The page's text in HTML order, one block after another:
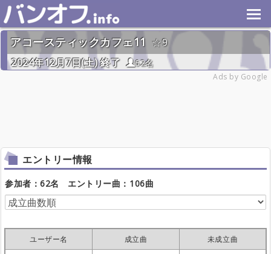
アコースティックカフェ11
9
2024年12月7日(土) 終了
62名
Ads by Google
エントリー情報
参加者：62名 エントリー曲：106曲
ユーザー名 成立曲
未成立曲